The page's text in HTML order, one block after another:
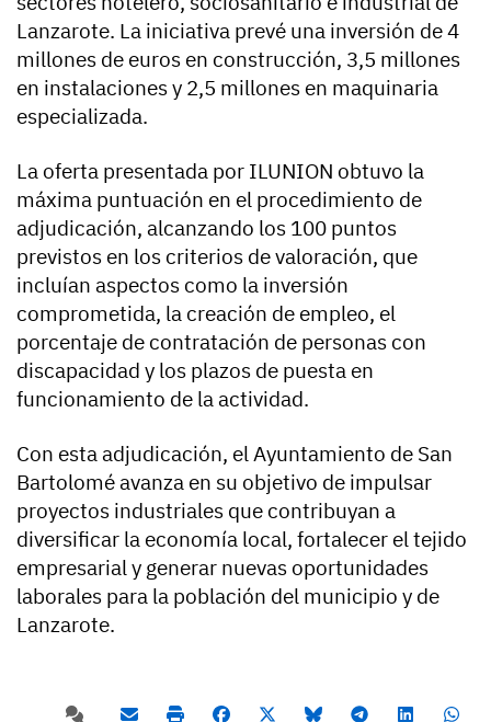
Lanzarote. La iniciativa prevé una inversión de 4
millones de euros en construcción, 3,5 millones
en instalaciones y 2,5 millones en maquinaria
especializada.
La oferta presentada por ILUNION obtuvo la
máxima puntuación en el procedimiento de
adjudicación, alcanzando los 100 puntos
previstos en los criterios de valoración, que
incluían aspectos como la inversión
comprometida, la creación de empleo, el
porcentaje de contratación de personas con
discapacidad y los plazos de puesta en
funcionamiento de la actividad.
Con esta adjudicación, el Ayuntamiento de San
Bartolomé avanza en su objetivo de impulsar
proyectos industriales que contribuyan a
diversificar la economía local, fortalecer el tejido
empresarial y generar nuevas oportunidades
laborales para la población del municipio y de
Lanzarote.